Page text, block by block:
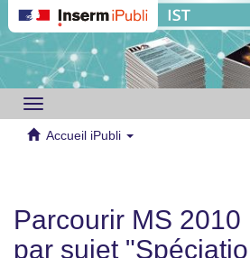
Toggle
navigation
Accueil iPubli
Parcourir MS 2010
par sujet